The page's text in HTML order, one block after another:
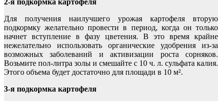
2-я подкормка картофеля
Для получения наилучшего урожая картофеля вторую
подкормку желательно провести в период, когда он только
начнет вступление в фазу цветения. В это время крайне
нежелательно использовать органические удобрения из-за
возможных заболеваний и активизации роста сорняков.
Возьмите пол-литра золы и смешайте с 10 ч. л. сульфата калия.
Этого объема будет достаточно для площади в 10 м².
3-я подкормка картофеля